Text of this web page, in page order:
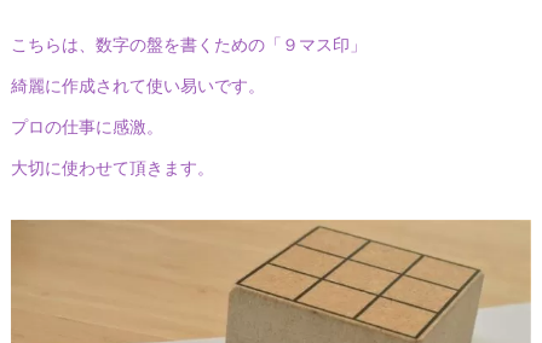
こちらは、数字の盤を書くための「９マス印」
綺麗に作成されて使い易いです。
プロの仕事に感激。
大切に使わせて頂きます。